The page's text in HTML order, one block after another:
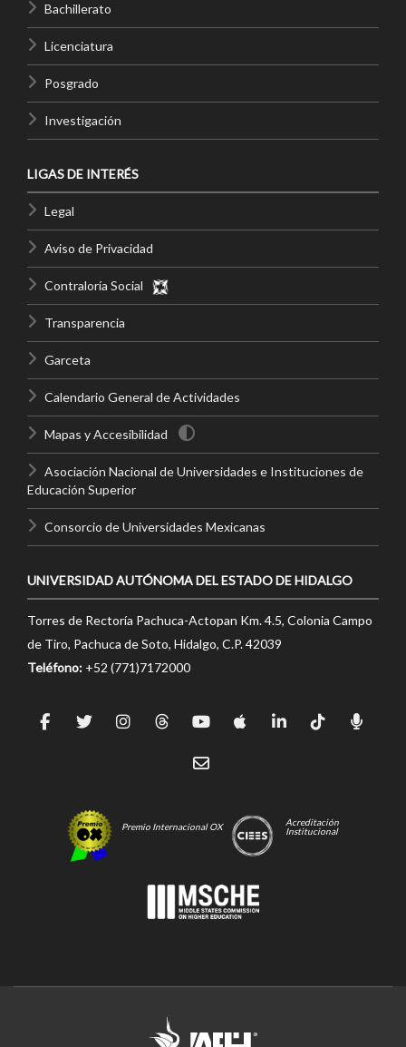
Bachillerato
Licenciatura
Posgrado
Investigación
LIGAS DE INTERÉS
Legal
Aviso de Privacidad
Contraloría Social
Transparencia
Garceta
Calendario General de Actividades
Mapas y Accesibilidad
Asociación Nacional de Universidades e Instituciones de
Educación Superior
Consorcio de Universidades Mexicanas
UNIVERSIDAD AUTÓNOMA DEL ESTADO DE HIDALGO
Torres de Rectoría Pachuca-Actopan Km. 4.5, Colonia Campo
de Tiro, Pachuca de Soto, Hidalgo, C.P. 42039
Teléfono: +52 (771)7172000
Premio Internacional OX
Acreditación
Institucional